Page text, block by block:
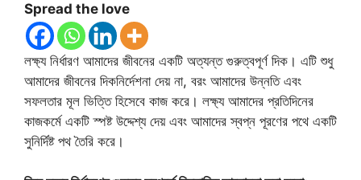
Spread the love
লক্ষ্য নির্ধারণ আমাদের জীবনের একটি অত্যন্ত গুরুত্বপূর্ণ দিক। এটি শুধু
আমাদের জীবনের দিকনির্দেশনা দেয় না, বরং আমাদের উন্নতি এবং
সফলতার মূল ভিত্তি হিসেবে কাজ করে। লক্ষ্য আমাদের প্রতিদিনের
কাজকর্মে একটি স্পষ্ট উদ্দেশ্য দেয় এবং আমাদের স্বপ্ন পূরণের পথে একটি
সুনির্দিষ্ট পথ তৈরি করে।